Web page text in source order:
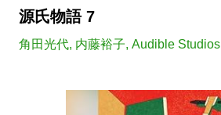
源氏物語 7
角田光代, 内藤裕子, Audible Studios